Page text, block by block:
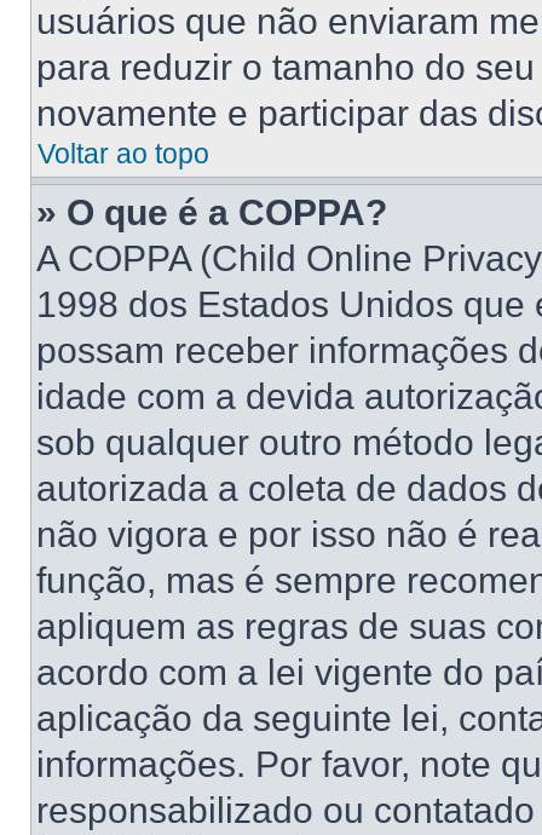
usuários que não enviaram
para reduzir o tamanho do
novamente e participar das
Voltar ao topo
» O que é a COPPA?
A COPPA (Child Online
1998 dos Estados Unidos
possam receber informações
idade com a devida
sob qualquer outro método
autorizada a coleta de dados
não vigora e por isso não é
função, mas é sempre
apliquem as regras de suas
acordo com a lei vigente do
aplicação da seguinte lei,
informações. Por favor, note
responsabilizado ou